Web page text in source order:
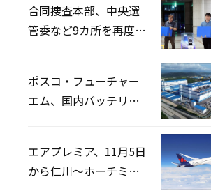
合同捜査本部、中央選
管委など9カ所を再度家
ポスコ・フューチャー
エム、国内バッテリー
エアプレミア、11月5日
から仁川〜ホーチミン